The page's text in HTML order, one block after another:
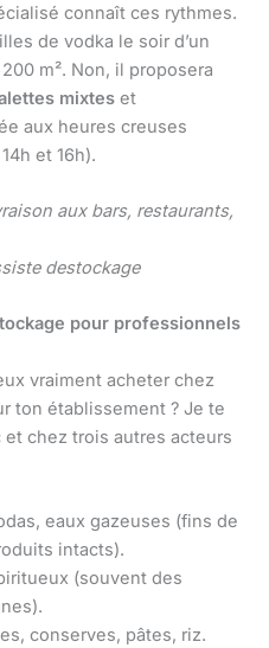
connaît ces rythmes.
de vodka le soir d’un
m². Non, il proposera
mixtes et
aux heures creuses
et 16h).
aux bars, restaurants,
destockage
pour professionnels
vraiment acheter chez
ton établissement ? Je te
et chez trois autres acteurs
eaux gazeuses (fins de
intacts).
(souvent des
conserves, pâtes, riz.